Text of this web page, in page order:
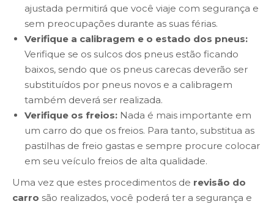
ajustada permitirá que você viaje com segurança e
sem preocupações durante as suas férias.
Verifique a calibragem e o estado dos pneus:
Verifique se os sulcos dos pneus estão ficando
baixos, sendo que os pneus carecas deverão ser
substituídos por pneus novos e a calibragem
também deverá ser realizada.
Verifique os freios: Nada é mais importante em
um carro do que os freios. Para tanto, substitua as
pastilhas de freio gastas e sempre procure colocar
em seu veículo freios de alta qualidade.
Uma vez que estes procedimentos de revisão do
carro são realizados, você poderá ter a segurança e